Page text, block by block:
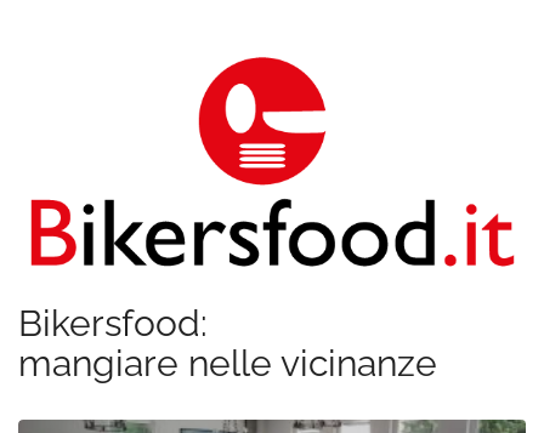
Bikersfood:
mangiare nelle vicinanze